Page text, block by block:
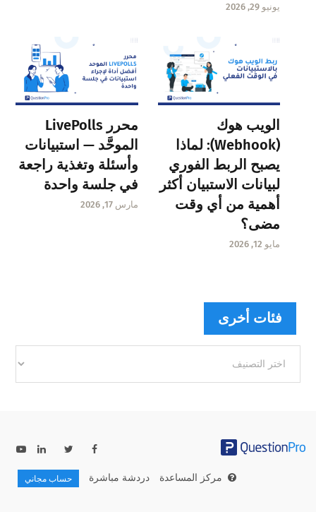
يونيو 29, 2026
الويب هوك
(Webhook): لماذا
يصبح الربط الفوري
لبيانات الاستبيان أكثر
أهمية من أي وقت
مضى؟
مايو 12, 2026
محرر LivePolls
الموحَّد — استبيانات
وأسئلة وتغذية راجعة
في جلسة واحدة
مارس 17, 2026
فئات أخرى
أخرى
مركز المساعدة دردشة مباشرة حساب مجاني